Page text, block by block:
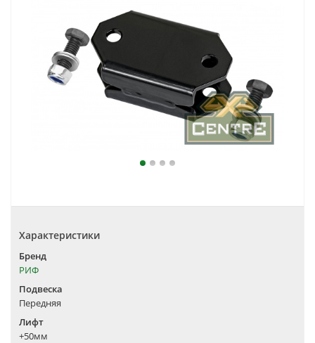
Характеристики
Бренд
РИФ
Подвеска
Передняя
Лифт
+50мм